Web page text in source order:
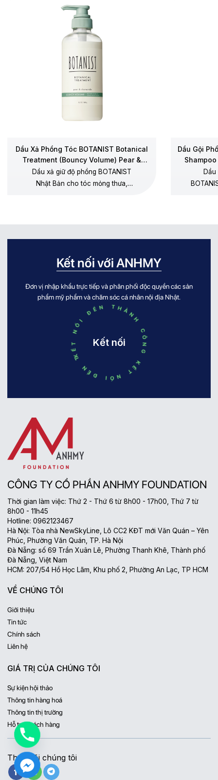
Dầu Xả Phồng Tóc BOTANIST Botanical
Treatment (Bouncy Volume) Pear &
Chamomile
Dầu xả giữ độ phồng BOTANIST
Nhật Bản cho tóc mỏng thưa,
Dầu Gội
Kết nối với ANHMY
Đơn vị nhập khẩu trực tiếp và phân phối độc quyền các sản
phẩm mỹ phẩm và chăm sóc cá nhân nội địa Nhật.
KẾT NỐI ĐẾN THÀNH CÔNG KẾT NỐI ĐẾN THÀNH CÔNG
Kết nối
CÔNG TY CỔ PHẦN ANHMY FOUNDATION
Thời gian làm việc: Thứ 2 - Thứ 6 từ 8h00 - 17h00, Thứ 7 từ
8h00 - 11h45
Hotline: 0962123467
Hà Nội: Tòa nhà NewSkyLine, Lô CC2 KĐT mới Văn Quán – Yên
Phúc, Phường Văn Quán, TP. Hà Nội
Đà Nẵng: số 69 Trần Xuân Lê, Phường Thanh Khê, Thành phố
Đà Nẵng, Việt Nam
HCM: 207/54 Hồ Học Lãm, Khu phố 2, Phường An Lạc, TP HCM
VỀ CHÚNG TÔI
Giới thiệu
Tin tức
Chính sách
Liên hệ
GIÁ TRỊ CỦA CHÚNG TÔI
Sự kiện hội thảo
Thông tin hàng hoá
Thông tin thị trường
Hỗ trợ khách hàng
Theo dõi chúng tôi